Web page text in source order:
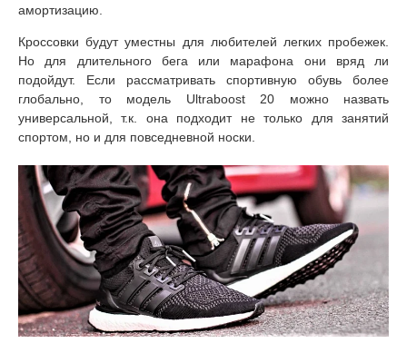
амортизацию.
Кроссовки будут уместны для любителей легких пробежек.
Но для длительного бега или марафона они вряд ли
подойдут. Если рассматривать спортивную обувь более
глобально, то модель Ultraboost 20 можно назвать
универсальной, т.к. она подходит не только для занятий
спортом, но и для повседневной носки.